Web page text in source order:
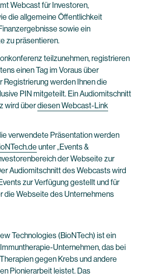
Webcast für Investoren,
die allgemeine Öffentlichkeit
sowie ein
zu präsentieren.
teilzunehmen, registrieren
einen Tag im Voraus über
Registrierung werden Ihnen die
PIN mitgeteilt. Ein Audiomitschnitt
wird überdiesen Webcast-Link
verwendete Präsentation werden
unter „Events &
der Webseite zur
Audiomitschnitt des Webcasts wird
zur Verfügung gestellt und für
die Webseite des Unternehmens
Technologies (BioNTech) ist ein
Unternehmen, das bei
gegen Krebs und andere
Pionierarbeit leistet. Das